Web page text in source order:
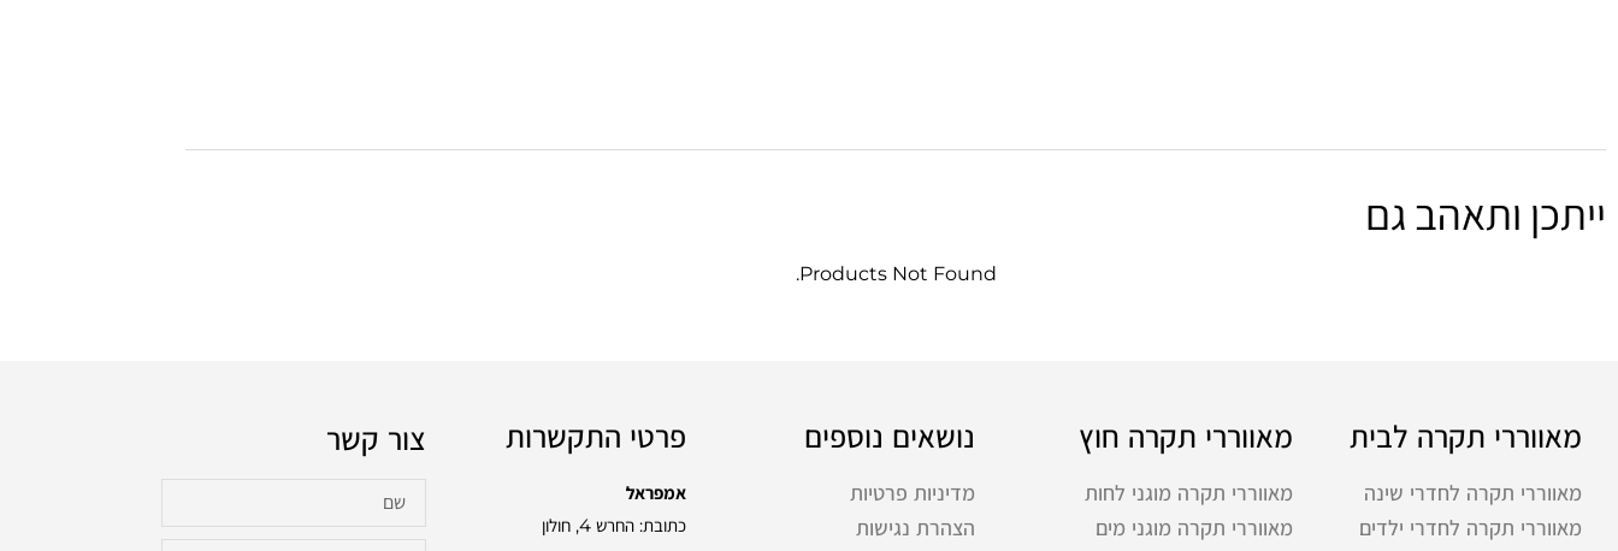
ייתכן ותאהב גם
Products Not Found.
מאווררי תקרה לבית
מאווררי תקרה לחדרי שינה
מאווררי תקרה לחדרי ילדים
מאווררי תקרה חוץ
מאווררי תקרה מוגני לחות
מאווררי תקרה מוגני מים
נושאים נוספים
מדיניות פרטיות
הצהרת נגישות
פרטי התקשרות
אמפראל
כתובת: החרש 4, חולון
צור קשר